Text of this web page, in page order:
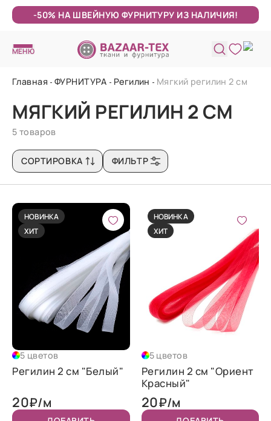
-50% НА ШВЕЙНУЮ ФУРНИТУРУ ИЗ НАЛИЧИЯ!
МЕНЮ
Главная ФУРНИТУРА Регилин Мягкий регилин 2 см
МЯГКИЙ РЕГИЛИН 2 СМ
5 товаров
СОРТИРОВКА ФИЛЬТР
НОВИНКА
ХИТ
5 цветов
Регилин 2 см "Белый"
20₽/м
НОВИНКА
ХИТ
5 цветов
Регилин 2 см "Ориент
Красный"
20₽/м